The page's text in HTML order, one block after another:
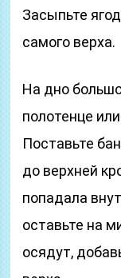
Засыпьте
самого верха.
На дно
полотенце
Поставьте
до верхней
попадала
оставьте на
осядут,